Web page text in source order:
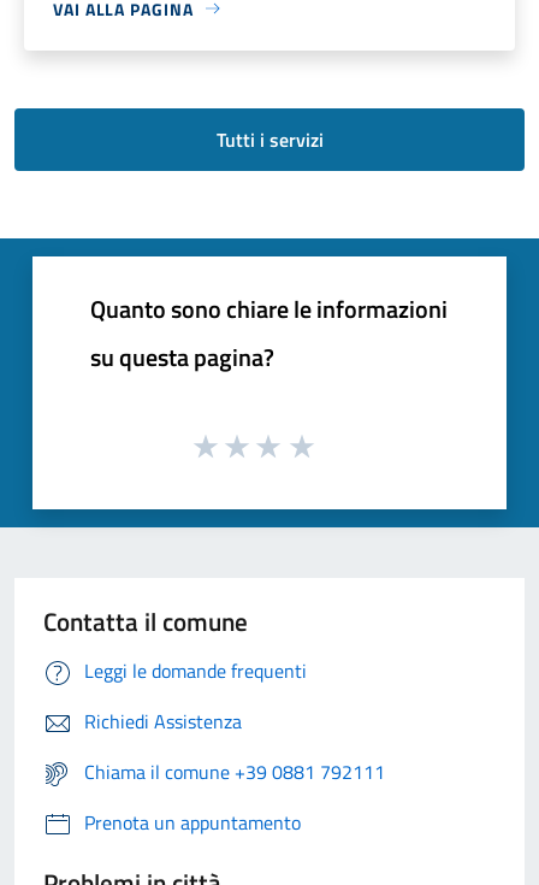
VAI ALLA PAGINA
Tutti i servizi
Quanto sono chiare le informazioni
su questa pagina?
Contatta il comune
Leggi le domande frequenti
Richiedi Assistenza
Chiama il comune +39 0881 792111
Prenota un appuntamento